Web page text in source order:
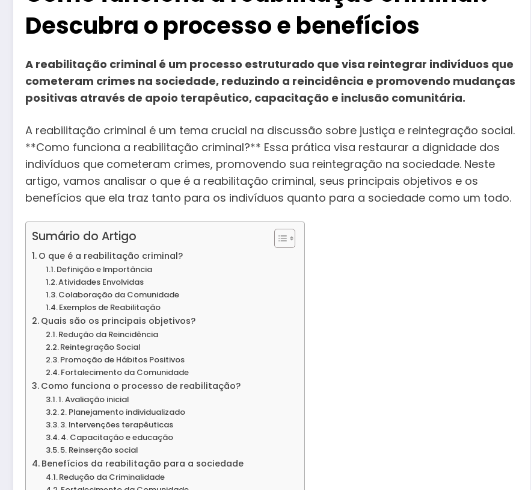
Descubra o processo e benefícios
A reabilitação criminal é um processo estruturado que visa reintegrar indivíduos que
cometeram crimes na sociedade, reduzindo a reincidência e promovendo mudanças
positivas através de apoio terapêutico, capacitação e inclusão comunitária.
A reabilitação criminal é um tema crucial na discussão sobre justiça e reintegração social.
**Como funciona a reabilitação criminal?** Essa prática visa restaurar a dignidade dos
indivíduos que cometeram crimes, promovendo sua reintegração na sociedade. Neste
artigo, vamos analisar o que é a reabilitação criminal, seus principais objetivos e os
benefícios que ela traz tanto para os indivíduos quanto para a sociedade como um todo.
Sumário do Artigo
O que é a reabilitação criminal?
Definição e Importância
Atividades Envolvidas
Colaboração da Comunidade
Exemplos de Reabilitação
Quais são os principais objetivos?
Redução da Reincidência
Reintegração Social
Promoção de Hábitos Positivos
Fortalecimento da Comunidade
Como funciona o processo de reabilitação?
1. Avaliação inicial
2. Planejamento individualizado
3. Intervenções terapêuticas
4. Capacitação e educação
5. Reinserção social
Benefícios da reabilitação para a sociedade
Redução da Criminalidade